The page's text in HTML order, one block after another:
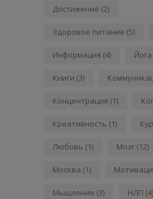
Достижение (2)
Здоровое питание (5)
Информация (4) Йога
Книги (3)
Концентрация (1)
Креативность (1)
Любовь (1) Мозг (12)
Москва (1)
Мышление (3) НЛП (4)